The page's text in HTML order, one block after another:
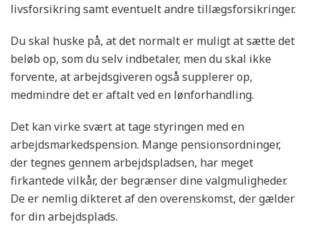
livsforsikring samt eventuelt andre tillægsforsikringer.
Du skal huske på, at det normalt er muligt at sætte det
beløb op, som du selv indbetaler, men du skal ikke
forvente, at arbejdsgiveren også supplerer op,
medmindre det er aftalt ved en lønforhandling.
Det kan virke svært at tage styringen med en
arbejdsmarkedspension. Mange pensionsordninger,
der tegnes gennem arbejdspladsen, har meget
firkantede vilkår, der begrænser dine valgmuligheder.
De er nemlig dikteret af den overenskomst, der gælder
for din arbejdsplads.